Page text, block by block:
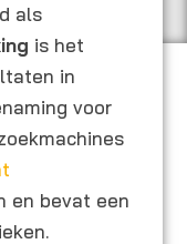
als
is het
in
voor
en bevat een